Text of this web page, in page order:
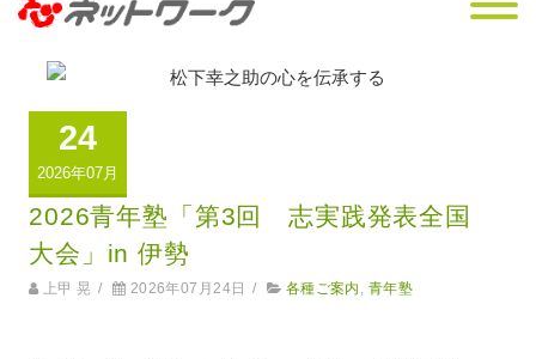
24
2026年07月
2026青年塾「第3回 志実践発表全国
大会」in 伊勢
上甲 晃 / 2026年07月24日 / 各種ご案内 青年塾